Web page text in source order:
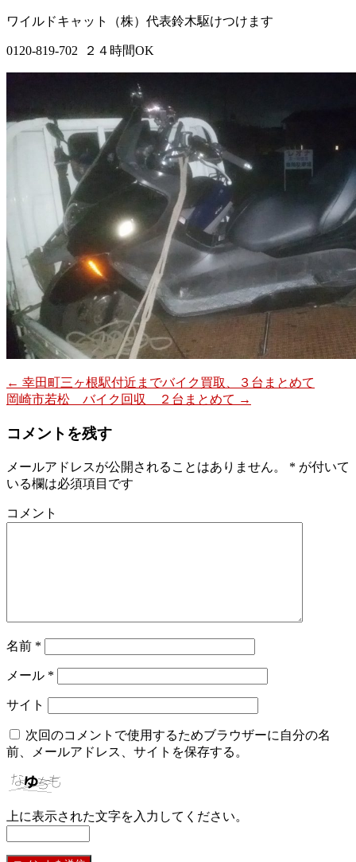
ワイルドキャット（株）代表鈴木駆けつけます
0120-819-702 ２４時間OK
← 幸田町三ヶ根駅付近までバイク買取、３台まとめて
岡崎市若松 バイク回収 ２台まとめて →
コメントを残す
メールアドレスが公開されることはありません。 * が付いて
いる欄は必須項目です
コメント
名前 *
メール *
サイト
次回のコメントで使用するためブラウザーに自分の名
前、メールアドレス、サイトを保存する。
上に表示された文字を入力してください。